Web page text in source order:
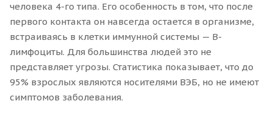
человека 4-го типа. Его особенность в том, что после
первого контакта он навсегда остается в организме,
встраиваясь в клетки иммунной системы — B-
лимфоциты. Для большинства людей это не
представляет угрозы. Статистика показывает, что до
95% взрослых являются носителями ВЭБ, но не имеют
симптомов заболевания.